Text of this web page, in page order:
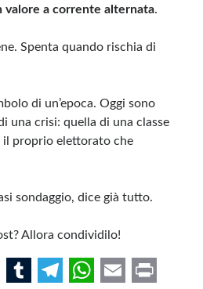
valore a corrente alternata.
Spenta quando rischia di
di un’epoca. Oggi sono
una crisi: quella di una classe
il proprio elettorato che
sondaggio, dice già tutto.
Allora condividilo!